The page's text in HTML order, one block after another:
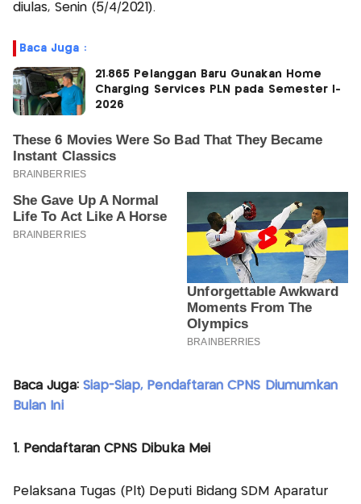
diulas, Senin (5/4/2021).
Baca Juga :
21.865 Pelanggan Baru Gunakan Home
Charging Services PLN pada Semester I-
2026
Baca Juga: Siap-Siap, Pendaftaran CPNS Diumumkan
Bulan Ini
1. Pendaftaran CPNS Dibuka Mei
Pelaksana Tugas (Plt) Deputi Bidang SDM Aparatur